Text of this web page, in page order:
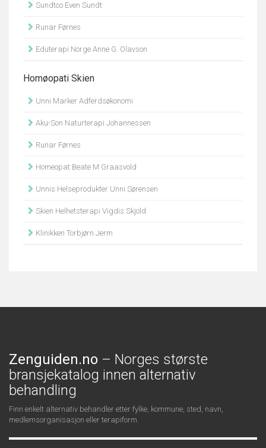
Sundtco Even Sundt
Runar Førnes
Eduterapi Norge Anne G. Olavson
Homøopati Skien
Unni Marker Adferdsøkonomi
Aku-Son Naturterapi Johannessen
Runar Førnes
Homeopat Beate M Graasvold
Unnis Helseprodukter Unni Sørensen
Skien Helhetsterapi Vigdis Skjold
Klinikken Torbjørn Jerm
Zenguiden.no – Norges største
bransjekatalog innen alternativ
behandling
Finn enkelt alternativ behandler etter fylke, kommune, sted, navn,
medlemsorganisasjon eller terapiform.